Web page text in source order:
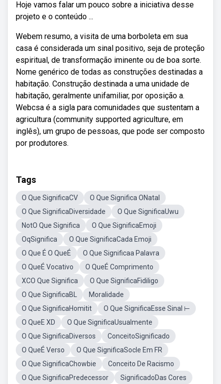
Hoje vamos falar um pouco sobre a iniciativa desse
projeto e o conteúdo ...
Webem resumo, a visita de uma borboleta em sua
casa é considerada um sinal positivo, seja de proteção
espiritual, de transformação iminente ou de boa sorte.
Nome genérico de todas as construções destinadas a
habitação. Construção destinada a uma unidade de
habitação, geralmente unifamiliar, por oposição a.
Webcsa é a sigla para comunidades que sustentam a
agricultura (community supported agriculture, em
inglês), um grupo de pessoas, que pode ser composto
por produtores.
Tags
O Que SignificaCV
O Que Significa ONatal
O Que SignificaDiversidade
O Que SignificaUwu
NotO Que Significa
O Que SignificaEmoji
OqSignifica
O Que SignificaCada Emoji
O Que É O QueÉ
O Que Significaa Palavra
O QueÉ Vocativo
O QueÉ Comprimento
XCO Que Significa
O Que SignificaFidiligo
O Que SignificaBL
Moralidade
O Que SignificaHomitit
O Que SignificaEsse Sinal ⊢
O QueE XD
O Que SignificaUsualmente
O Que SignificaDiversos
ConceitoSignificado
O QueÉ Verso
O Que SignificaSocle Em FR
O Que SignificaChowbie
Conceito De Racismo
O Que SignificaPredecessor
SignificadoDas Cores